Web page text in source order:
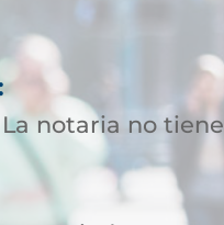
La notaria no tiene